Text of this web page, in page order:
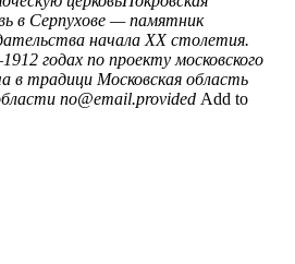
в Серпухове — памятник
начала XX столетия.
годах по проекту московского
в традици Московская область
no@email.provided Add to